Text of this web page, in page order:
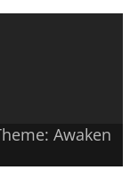
Awaken